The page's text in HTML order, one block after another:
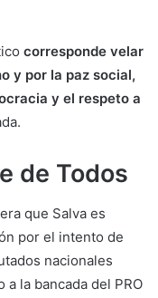
corresponde velar
y por la paz social,
y el respeto a
de Todos
que Salva es
por el intento de
nacionales
a la bancada del PRO